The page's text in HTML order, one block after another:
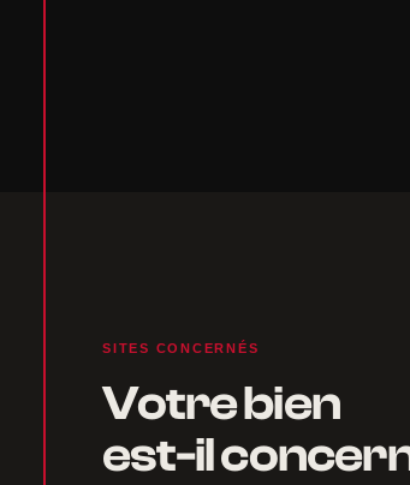
SITES CONCERNÉS
Votre bien
est-il